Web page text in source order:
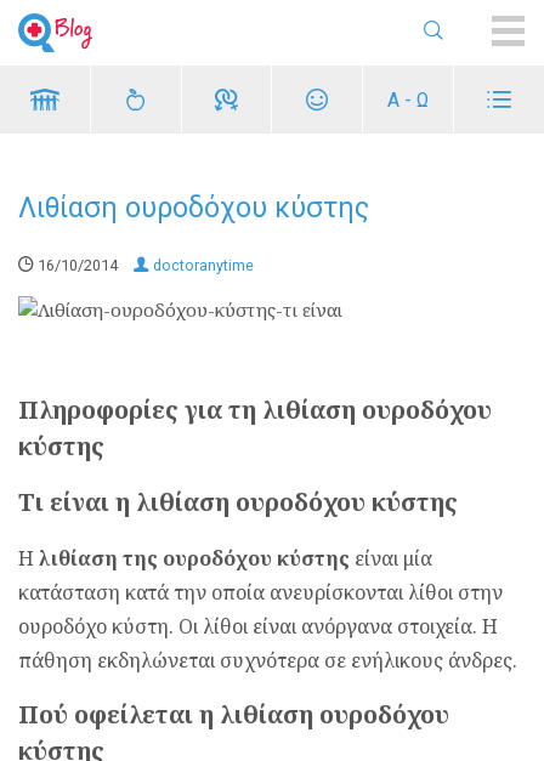
Α - Ω
Λιθίαση ουροδόχου κύστης
16/10/2014 doctoranytime
Πληροφορίες για τη λιθίαση ουροδόχου
κύστης
Τι είναι η λιθίαση ουροδόχου κύστης
Η λιθίαση της ουροδόχου κύστης είναι μία
κατάσταση κατά την οποία ανευρίσκονται λίθοι στην
ουροδόχο κύστη. Οι λίθοι είναι ανόργανα στοιχεία. Η
πάθηση εκδηλώνεται συχνότερα σε ενήλικους άνδρες.
Πού οφείλεται η λιθίαση ουροδόχου
κύστης